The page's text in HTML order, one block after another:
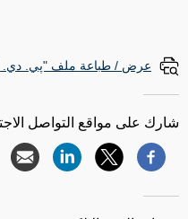
عرض / طباعة ملف "پي.
شارك على مواقع التواصل